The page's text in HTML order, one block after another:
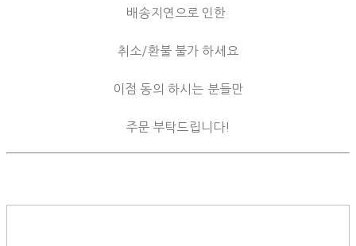
배송지연으로 인한
취소/환불 불가 하세요
이점 동의 하시는 분들만
주문 부탁드립니다!